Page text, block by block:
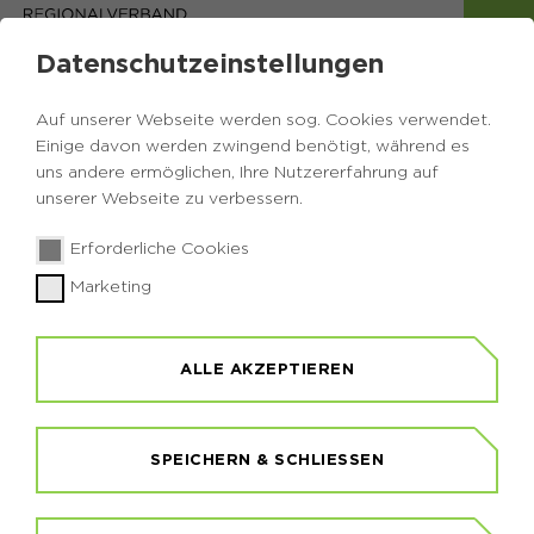
www.gloer.ruhr
Informationsportal der
Kronprinzenstraße 35
45128 Essen
Fax.: 0201/2069-500
Email:
Datenschutzeinstellungen
Auf unserer Webseite werden sog. Cookies verwendet.
Einige davon werden zwingend benötigt, während es
uns andere ermöglichen, Ihre Nutzererfahrung auf
unserer Webseite zu verbessern.
Erforderliche Cookies
Marketing
ALLE AKZEPTIEREN
SPEICHERN & SCHLIESSEN